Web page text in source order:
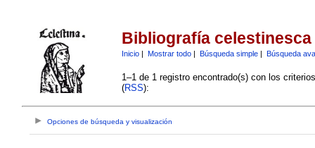
Bibliografía celestinesca
Inicio| Mostrar todo| Búsqueda simple| Búsqueda
1–1 de 1 registro encontrado(s) con los
(RSS):
Opciones de búsqueda y visualización